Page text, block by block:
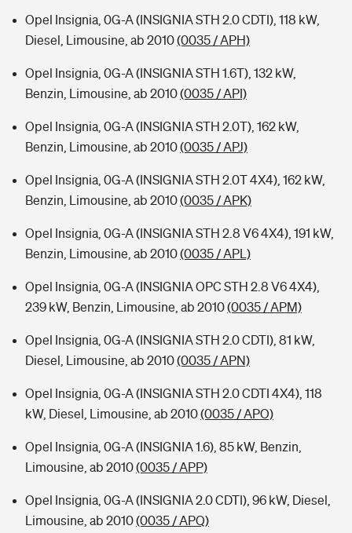
Opel Insignia, 0G-A (INSIGNIA STH 2.0 CDTI), 118 kW,
Diesel, Limousine, ab 2010(0035 / APH)
Opel Insignia, 0G-A (INSIGNIA STH 1.6T), 132 kW,
Benzin, Limousine, ab 2010(0035 / API)
Opel Insignia, 0G-A (INSIGNIA STH 2.0T), 162 kW,
Benzin, Limousine, ab 2010(0035 / APJ)
Opel Insignia, 0G-A (INSIGNIA STH 2.0T 4X4), 162 kW,
Benzin, Limousine, ab 2010(0035 / APK)
Opel Insignia, 0G-A (INSIGNIA STH 2.8 V6 4X4), 191 kW,
Benzin, Limousine, ab 2010(0035 / APL)
Opel Insignia, 0G-A (INSIGNIA OPC STH 2.8 V6 4X4),
239 kW, Benzin, Limousine, ab 2010(0035 / APM)
Opel Insignia, 0G-A (INSIGNIA STH 2.0 CDTI), 81 kW,
Diesel, Limousine, ab 2010(0035 / APN)
Opel Insignia, 0G-A (INSIGNIA STH 2.0 CDTI 4X4), 118
kW, Diesel, Limousine, ab 2010(0035 / APO)
Opel Insignia, 0G-A (INSIGNIA 1.6), 85 kW, Benzin,
Limousine, ab 2010(0035 / APP)
Opel Insignia, 0G-A (INSIGNIA 2.0 CDTI), 96 kW, Diesel,
Limousine, ab 2010(0035 / APQ)